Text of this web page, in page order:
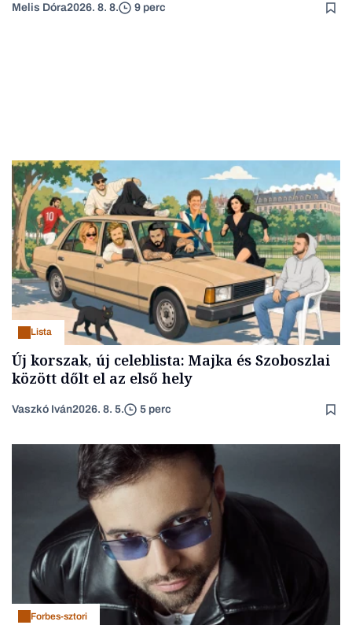
Melis Dóra2026. 8. 8. 9 perc
Lista
Új korszak, új celeblista: Majka és Szoboszlai
között dőlt el az első hely
Vaszkó Iván2026. 8. 5. 5 perc
Forbes-sztori